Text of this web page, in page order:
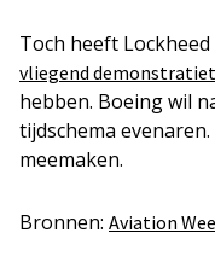
Toch heeft
vliegend
hebben. Boeing wil
tijdschema
meemaken.
Bronnen: Aviation